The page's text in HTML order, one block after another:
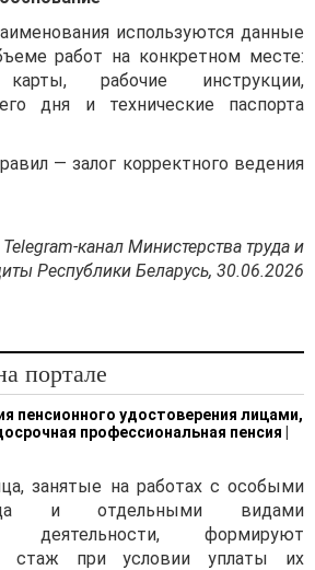
используются данные
работ на конкретном месте:
карты, рабочие инструкции,
дня и технические паспорта
— залог корректного ведения
канал Министерства труда и
Республики Беларусь, 30.06.2026
портале
пенсионного удостоверения лицами,
профессиональная пенсия |
занятые на работах с особыми
и отдельными видами
деятельности, формируют
стаж при условии уплаты их